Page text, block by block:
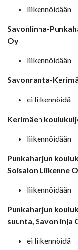
liikennöidään
Savonlinna-
Oy
liikennöidään
Savonranta-
ei liikennöidä
Kerimäen
liikennöidään
Punkaharjun
Soisalon Liikenne
liikennöidään
Punkaharjun
suunta, Savonlinja
ei liikennöidä